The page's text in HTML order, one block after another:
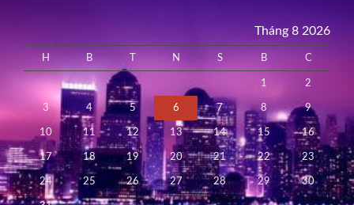
Tháng 8 2026
H B N S B C
1 2
3 4 5 6 7 8 9
10 11 12 13 14 15 16
17 18 19 20 21 22 23
24 25 26 27 28 29 30